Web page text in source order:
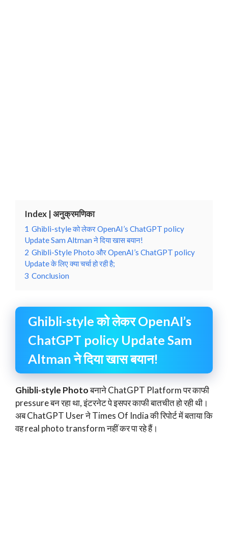
Index | अनुक्रमणिका
1 Ghibli-style को लेकर OpenAI’s ChatGPT policy
Update Sam Altman ने दिया खास बयान!
2 Ghibli-Style Photo और OpenAI’s ChatGPT policy
Update के लिए क्या चर्चा हो रही है;
3 Conclusion
Ghibli-style को लेकर OpenAI’s
ChatGPT policy Update Sam
Altman ने दिया खास बयान!
Ghibli-style Photoबनाने ChatGPT Platform पर काफी
pressure बन रहा था, इंटरनेट पे इसपर काफी बातचीत हो रही थी।
अब ChatGPT User ने Times Of India की रिपोर्ट में बताया कि
वह real photo transform नहीं कर पा रहे हैं।